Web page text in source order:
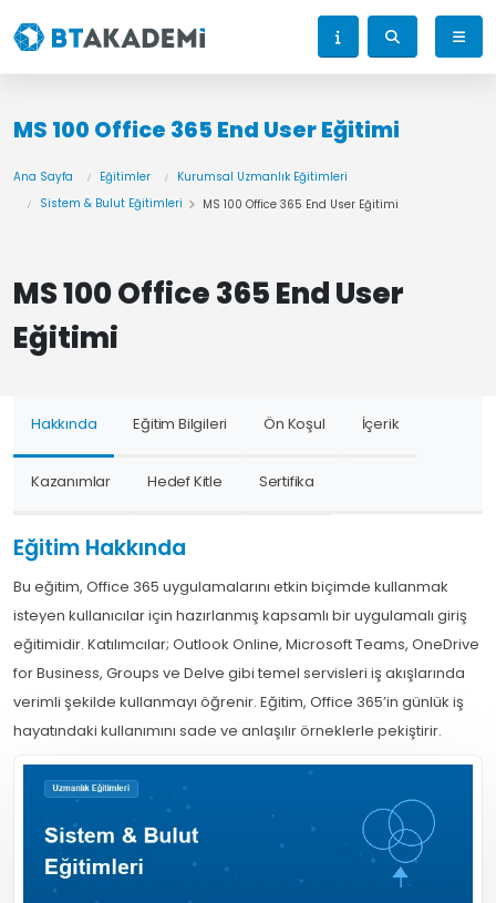
MS 100 Office 365 End User Eğitimi
Ana Sayfa Eğitimler
Kurumsal Uzmanlık Eğitimleri
Sistem & Bulut Eğitimleri
MS 100 Office 365 End User Eğitimi
MS 100 Office 365 End User
Eğitimi
Hakkında Eğitim Bilgileri Ön Koşul İçerik
Kazanımlar Hedef Kitle Sertifika
Eğitim Hakkında
Bu eğitim, Office 365 uygulamalarını etkin biçimde kullanmak
isteyen kullanıcılar için hazırlanmış kapsamlı bir uygulamalı giriş
eğitimidir. Katılımcılar; Outlook Online, Microsoft Teams, OneDrive
for Business, Groups ve Delve gibi temel servisleri iş akışlarında
verimli şekilde kullanmayı öğrenir. Eğitim, Office 365’in günlük iş
hayatındaki kullanımını sade ve anlaşılır örneklerle pekiştirir.